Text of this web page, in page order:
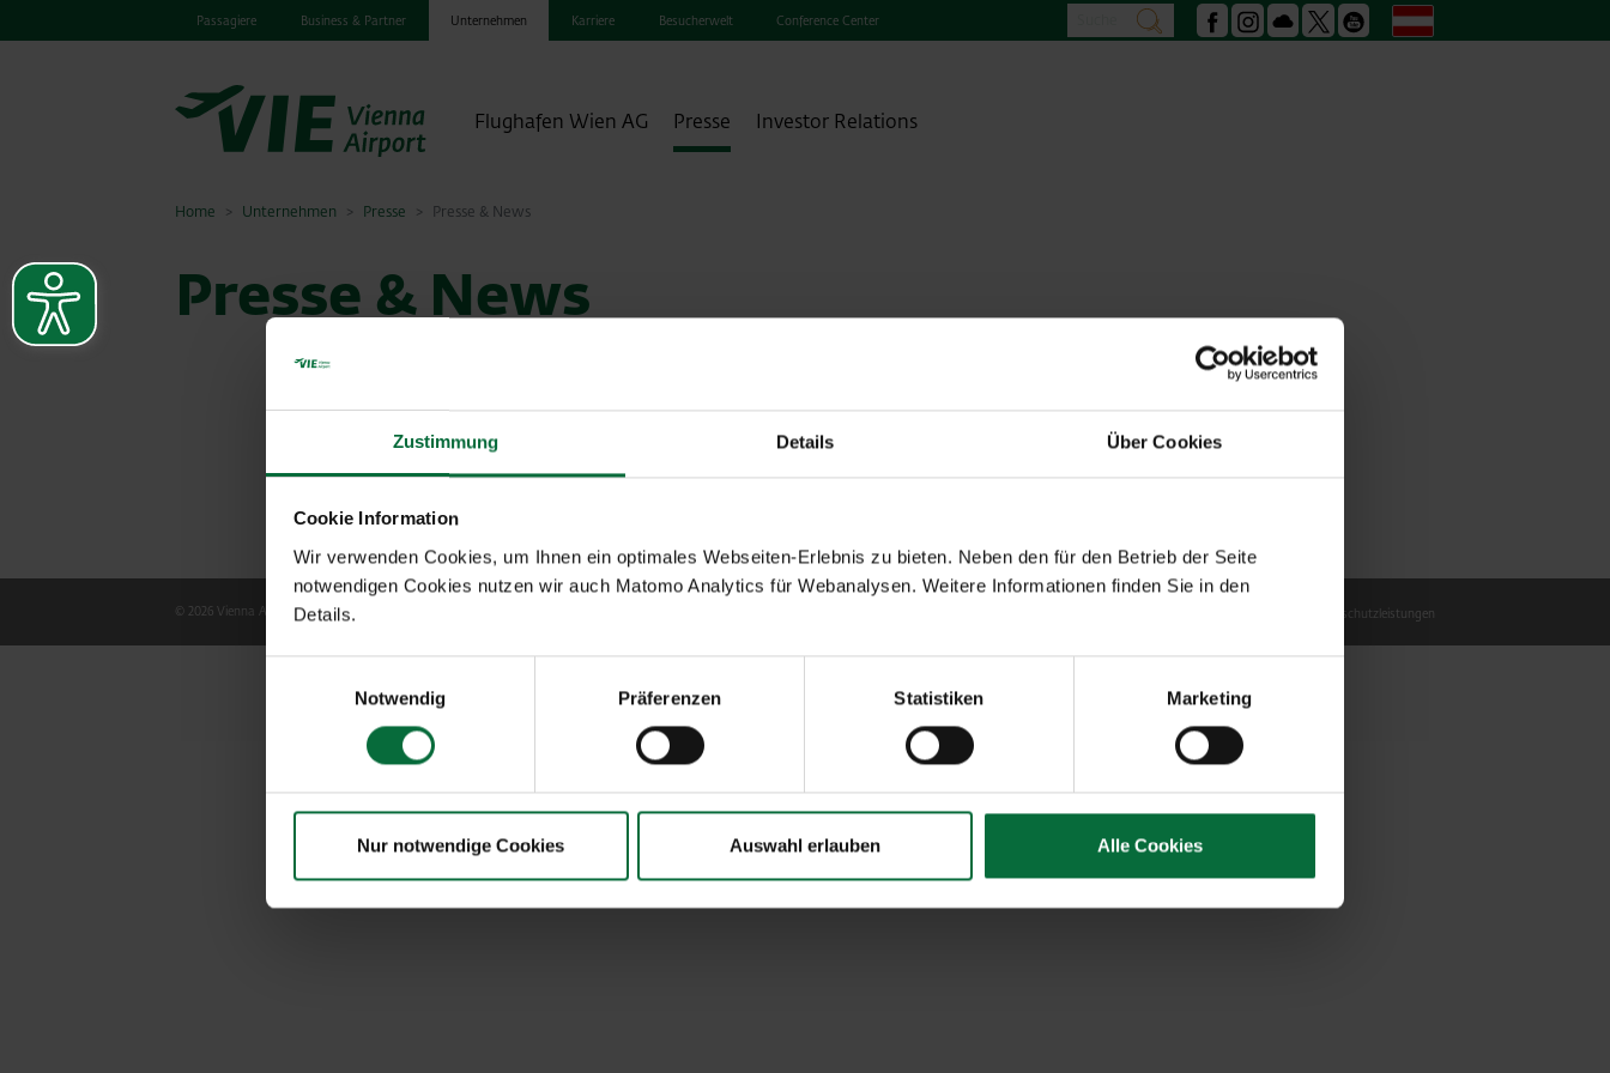
Zustimmung Details Über Cookies
Cookie Information
Wir verwenden Cookies, um Ihnen ein optimales Webseiten-Erlebnis zu bieten. Neben den für den Betrieb der Seite
notwendigen Cookies nutzen wir auch Matomo Analytics für Webanalysen. Weitere Informationen finden Sie in den
Details.
Notwendig
Präferenzen Statistiken Marketing
Nur notwendige Cookies Auswahl erlauben Alle Cookies
Passagiere Business & Partner Unternehmen Karriere Besucherwelt Conference Center suchen Facebook
Instagram
Podcast YoutubeDeutsch
Flughafen Wien AG Presse Investor Relations
Home Unternehmen Presse Presse & News
Presse & News
© 2026 Vienna Airport Brandschutzleistungen